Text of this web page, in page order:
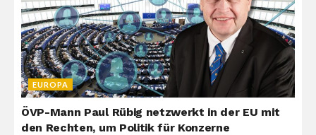
EUROPA
ÖVP-Mann Paul Rübig netzwerkt in der EU mit
den Rechten, um Politik für Konzerne